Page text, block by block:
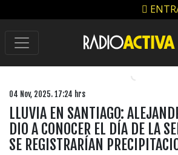
04 Nov, 2025. 17:24 hrs
LLUVIA EN SANTIAGO:
DIO A CONOCER EL DÍA DE LA
SE REGISTRARÍAN